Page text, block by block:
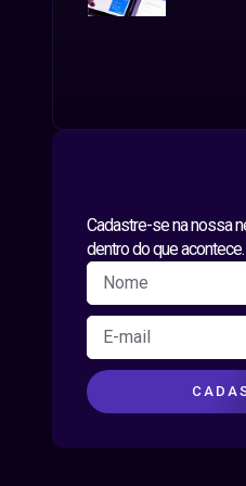
Cadastre-se na nossa
dentro do que acontece.